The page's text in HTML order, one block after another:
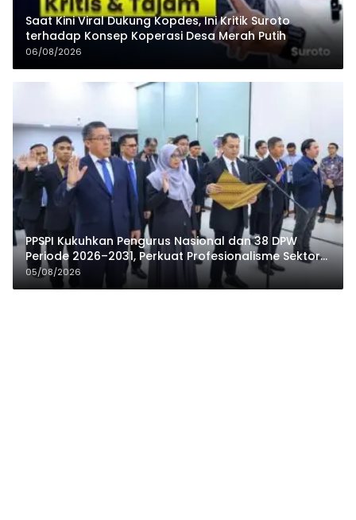
Saat Kini Viral Dukung Kopdes, Ini Kritik Suroto
terhadap Konsep Koperasi Desa Merah Putih
06/08/2026
PPSPI Kukuhkan Pengurus Nasional dan 38 DPW
Periode 2026–2031, Perkuat Profesionalisme Sektor
Publik
05/08/2026